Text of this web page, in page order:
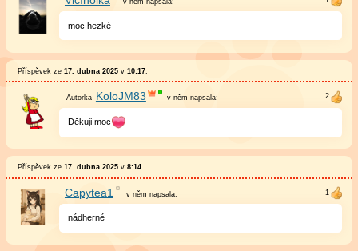
v něm napsala:
moc hezké
Příspěvek ze 17. dubna 2025v 10:17.
KoloJM83 v němnapsala:
Děkuji moc
Příspěvek ze 17. dubna 2025v 8:14.
Capytea1 v něm napsala:
nádherné